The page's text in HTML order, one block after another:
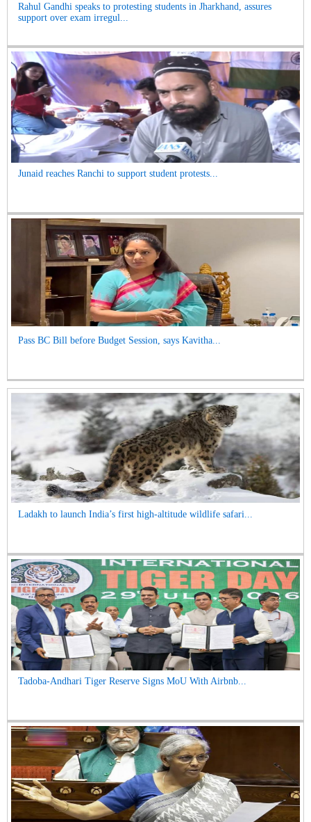
Rahul Gandhi speaks to protesting students in Jharkhand, assures
support over exam irregul...
Junaid reaches Ranchi to support student protests...
Pass BC Bill before Budget Session, says Kavitha...
Ladakh to launch India’s first high-altitude wildlife safari...
Tadoba-Andhari Tiger Reserve Signs MoU With Airbnb...